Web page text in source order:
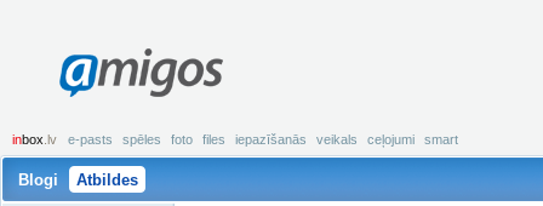
amigos
inbox .lv e-pasts spēles foto files iepazīšanās veikals ceļojumi smart
Blogi Atbildes